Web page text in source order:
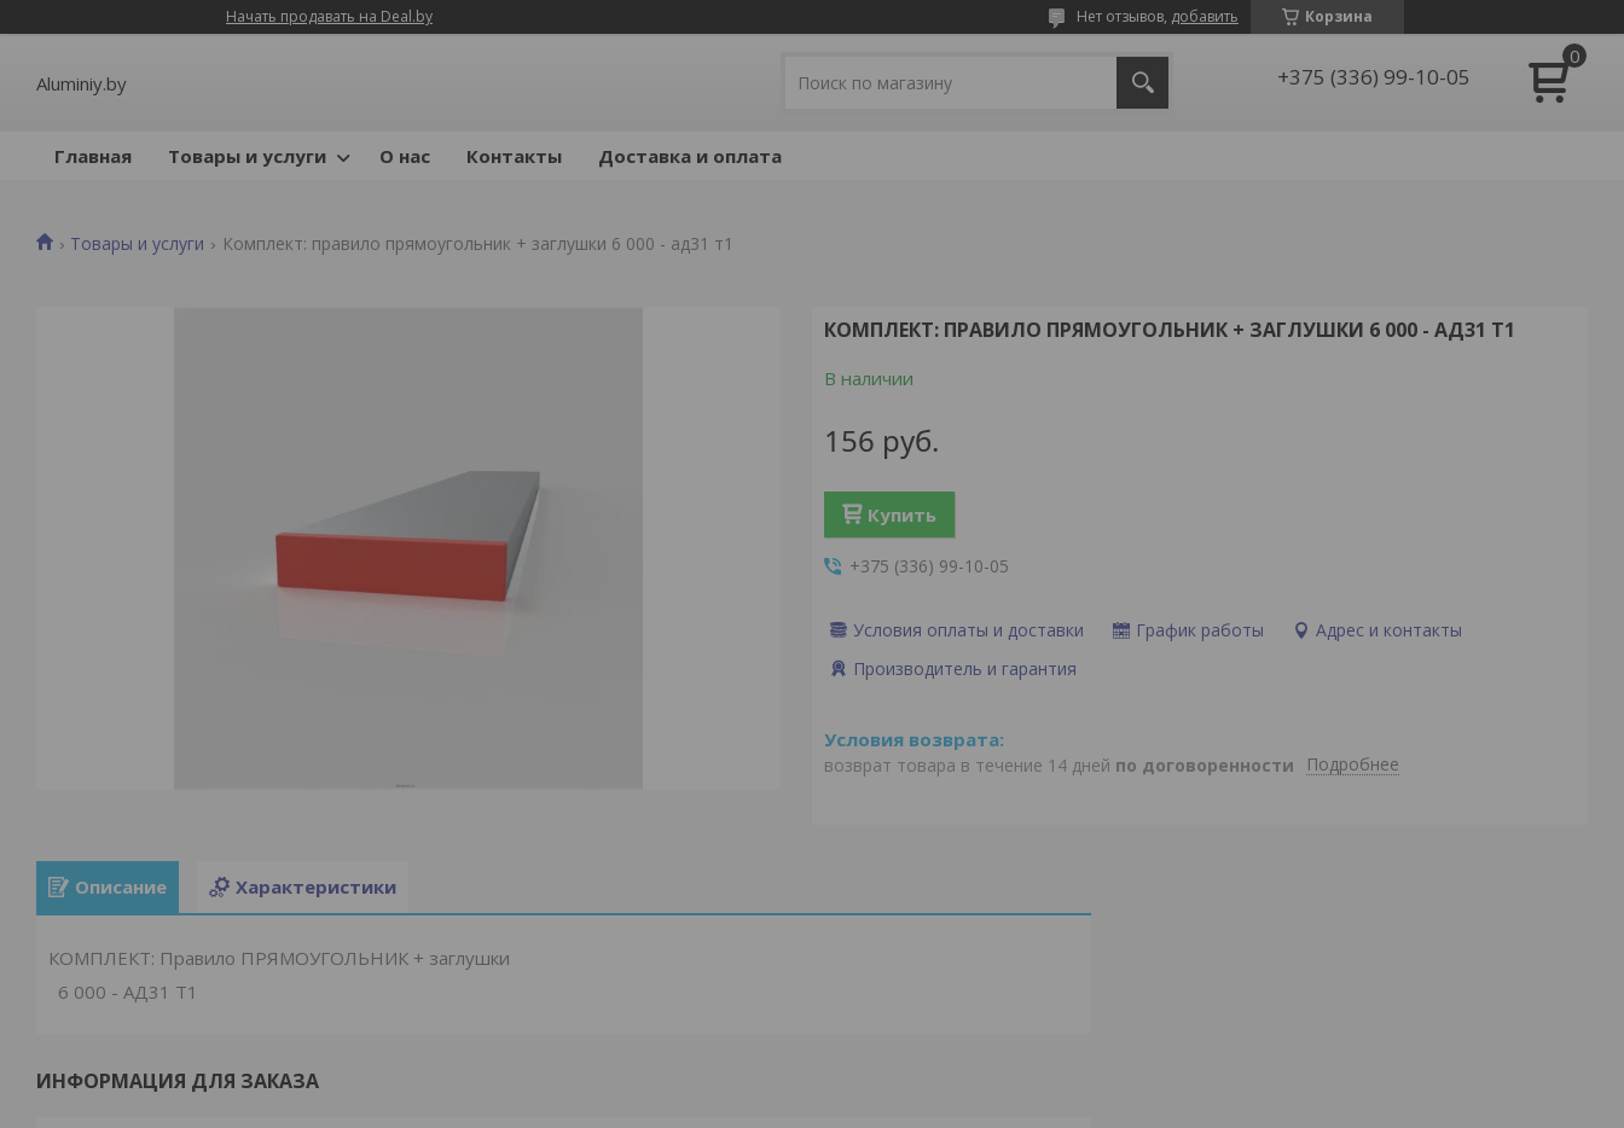
Начать продавать на Deal.by Корзина
Нет отзывов, добавить
Aluminiy.by +375 (336) 99-10-05
Главная Товары и услуги О нас Контакты Доставка и оплата
Товары и услуги Комплект: правило прямоугольник + заглушки 6 000 - ад31 т1
КОМПЛЕКТ: ПРАВИЛО ПРЯМОУГОЛЬНИК + ЗАГЛУШКИ 6 000 - АД31 Т1
В наличии
156 руб.
Купить
+375 (336) 99-10-05
Условия оплаты и доставки График работы
Адрес и контакты
Производитель и гарантия
возврат товара в течение 14 дней по договоренности Подробнее
Описание Характеристики
КОМПЛЕКТ: Правило ПРЯМОУГОЛЬНИК + заглушки
6 000 - АД31 Т1
ИНФОРМАЦИЯ ДЛЯ ЗАКАЗА